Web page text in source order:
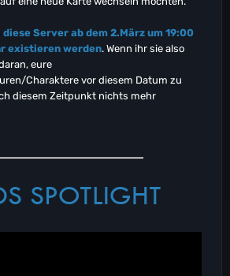
diese Server ab dem 2.März um 19:00
existieren werden. Wenn ihr sie also
eure
Charaktere vor diesem Datum zu
diesem Zeitpunkt nichts mehr
SPOTLIGHT